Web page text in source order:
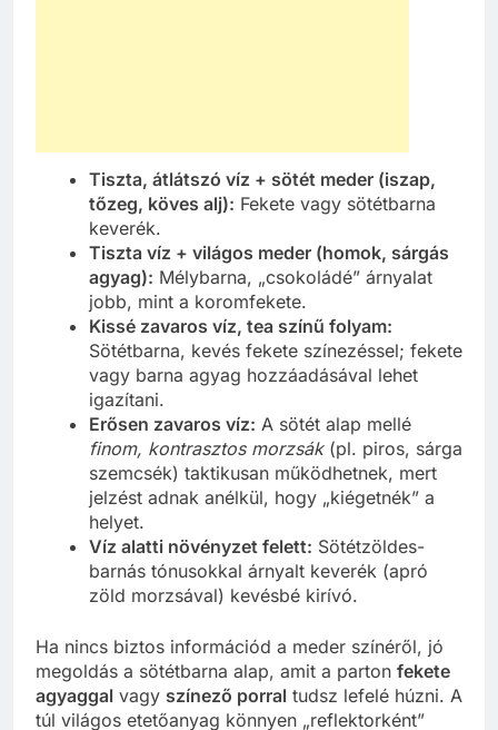
Tiszta, átlátszó víz + sötét meder (iszap,
tőzeg, köves alj): Fekete vagy sötétbarna
keverék.
Tiszta víz + világos meder (homok, sárgás
agyag): Mélybarna, „csokoládé” árnyalat
jobb, mint a koromfekete.
Kissé zavaros víz, tea színű folyam:
Sötétbarna, kevés fekete színezéssel; fekete
vagy barna agyag hozzáadásával lehet
igazítani.
Erősen zavaros víz: A sötét alap mellé
finom, kontrasztos morzsák(pl. piros, sárga
szemcsék) taktikusan működhetnek, mert
jelzést adnak anélkül, hogy „kiégetnék” a
helyet.
Víz alatti növényzet felett: Sötétzöldes-
barnás tónusokkal árnyalt keverék (apró
zöld morzsával) kevésbé kirívó.
Ha nincs biztos információd a meder színéről, jó
megoldás a sötétbarna alap, amit a parton fekete
agyaggal vagy színező porral tudsz lefelé húzni. A
túl világos etetőanyag könnyen „reflektorként”